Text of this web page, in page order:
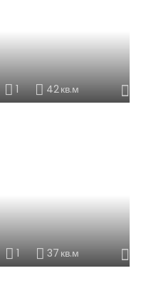
1 42кв.м
1 37 кв.м